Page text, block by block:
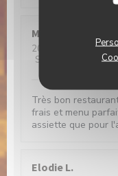
Marie-France
2026-02-19
-
Service
Très bon
frais et menu
assiette que pour
Elodie L